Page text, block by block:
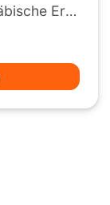
Comedy am Fluss: "Schwäbische Erotik" mit Christiane M.